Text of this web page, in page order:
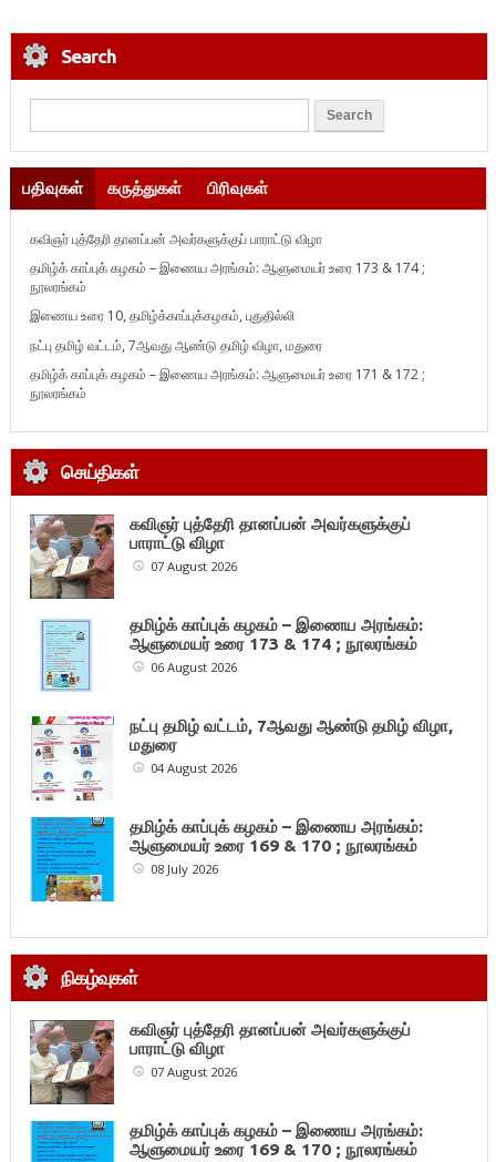
Search
பதிவுகள் கருத்துகள் பிரிவுகள்
கவிஞர் புத்தேரி தானப்பன் அவர்களுக்குப் பாராட்டு விழா
தமிழ்க் காப்புக் கழகம் – இணைய அரங்கம்: ஆளுமையர் உரை 173 & 174 ;
நூலரங்கம்
இணைய உரை 10, தமிழ்க்காப்புக்கழகம், புதுதில்லி
நட்பு தமிழ் வட்டம், 7ஆவது ஆண்டு தமிழ் விழா, மதுரை
தமிழ்க் காப்புக் கழகம் – இணைய அரங்கம்: ஆளுமையர் உரை 171 & 172 ;
நூலரங்கம்
செய்திகள்
கவிஞர் புத்தேரி தானப்பன் அவர்களுக்குப்
பாராட்டு விழா
07 August 2026
தமிழ்க் காப்புக் கழகம் – இணைய அரங்கம்:
ஆளுமையர் உரை 173 & 174 ; நூலரங்கம்
06 August 2026
நட்பு தமிழ் வட்டம், 7ஆவது ஆண்டு தமிழ் விழா,
மதுரை
04 August 2026
தமிழ்க் காப்புக் கழகம் – இணைய அரங்கம்:
ஆளுமையர் உரை 169 & 170 ; நூலரங்கம்
08 July 2026
நிகழ்வுகள்
கவிஞர் புத்தேரி தானப்பன் அவர்களுக்குப்
பாராட்டு விழா
07 August 2026
தமிழ்க் காப்புக் கழகம் – இணைய அரங்கம்:
ஆளுமையர் உரை 169 & 170 ; நூலரங்கம்